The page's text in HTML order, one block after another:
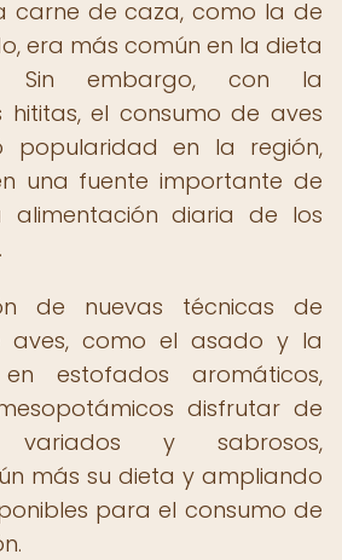
carne de caza, como la de
era más común en la dieta
Sin embargo, con la
hititas, el consumo de aves
popularidad en la región,
una fuente importante de
alimentación diaria de los
de nuevas técnicas de
aves, como el asado y la
estofados aromáticos,
disfrutar de
y sabrosos,
más su dieta y ampliando
para el consumo de